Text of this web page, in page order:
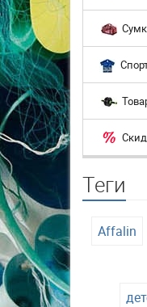
Теги
Affalin